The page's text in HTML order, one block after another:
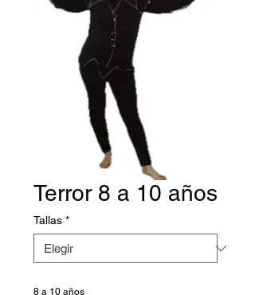
Terror 8 a 10 años
Tallas *
8 a 10 años